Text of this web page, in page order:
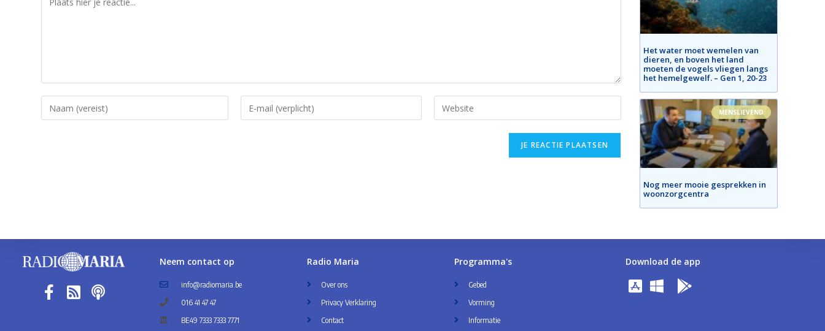
Het water moet wemelen van
dieren, en boven het land
moeten de vogels vliegen langs
het hemelgewelf. – Gen 1, 20-23
MENSLIEVEND
Nog meer mooie gesprekken in
woonzorgcentra
Neem contact op
info@radiomaria.be
016 41 47 47
BE49 7333 7333 7771
Radio Maria
Over ons
Privacy Verklaring
Contact
Programma's
Gebed
Vorming
Informatie
Download de app